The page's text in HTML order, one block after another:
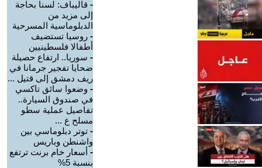
- قاليباف: لسنا بحاجة
إلى مزيد من
الدبلوماسية المسرحية
- روسيا تستضيف
أطفالا فلسطينيين
- سوريا.. ارتفاع حصيلة
ضحايا تفجير جرمانا في
ريف دمشق إلى قتيل ...
- وضعوا سائق تاكسي
في صندوق السيارة..
تفاصيل عملية سطو
مسلح ع ...
- توتر دبلوماسي بين
واشنطن وباريس
- أسعار خام برنت ترتفع
بنسبة 5%